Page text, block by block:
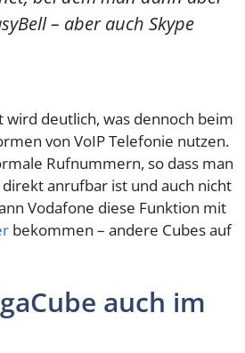
– aber auch Skype
deutlich, was dennoch beim
von VoIP Telefonie nutzen.
Rufnummern, so dass man
anrufbar ist und auch nicht
Vodafone diese Funktion mit
bekommen – andere Cubes auf
auch im